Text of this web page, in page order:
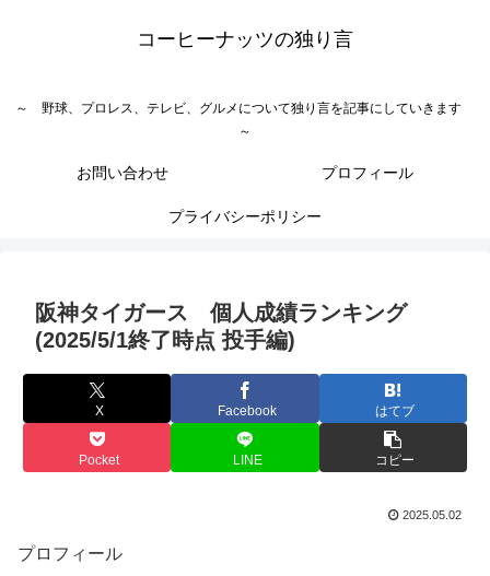
コーヒーナッツの独り言
～ 野球、プロレス、テレビ、グルメについて独り言を記事にしていきます
～
お問い合わせ プロフィール
プライバシーポリシー
阪神タイガース 個人成績ランキング
(2025/5/1終了時点 投手編)
X Facebook はてブ
Pocket LINE コピー
2025.05.02
プロフィール